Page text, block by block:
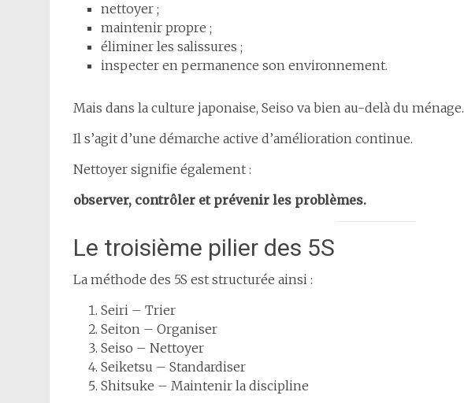
nettoyer ;
maintenir propre ;
éliminer les salissures ;
inspecter en permanence son environnement.
Mais dans la culture japonaise, Seiso va bien au-delà du ménage.
Il s’agit d’une démarche active d’amélioration continue.
Nettoyer signifie également :
observer, contrôler et prévenir les problèmes.
Le troisième pilier des 5S
La méthode des 5S est structurée ainsi :
Seiri – Trier
Seiton – Organiser
Seiso – Nettoyer
Seiketsu – Standardiser
Shitsuke – Maintenir la discipline